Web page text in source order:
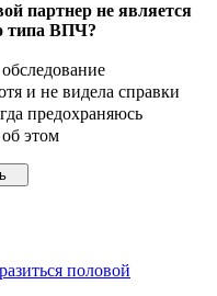
партнер не является
типа ВПЧ?
и не видела справки
предохраняюсь
этом
половой